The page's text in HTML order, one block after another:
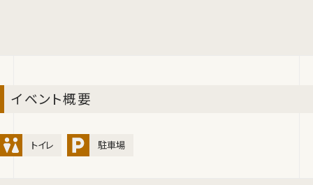
イベント概要
トイレ 駐車場